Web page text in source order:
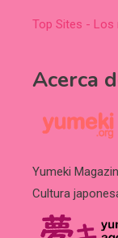
Top Sites - Los
Acerca
Yumeki
Cultura